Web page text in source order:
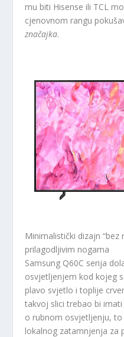
mu biti Hisense ili TCL
cjenovnom rangu
značajka.
Minimalistički dizajn
prilagodljivim nogama
Samsung Q60C serija
osvjetljenjem kod kojeg
plavo svjetlo i toplije
takvoj slici trebao bi
o rubnom osvjetljenju,
lokalnog zatamnjenja za